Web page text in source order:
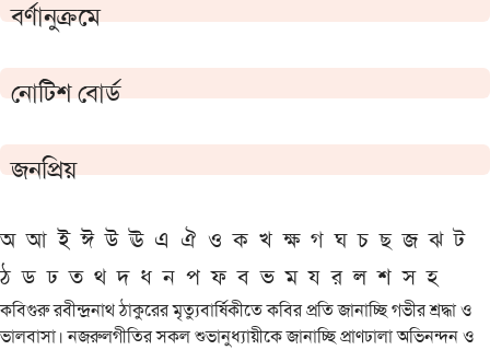
বর্ণানুক্রমে
নোটিশ বোর্ড
জনপ্রিয়
অ আ ই ঈ উ ঊ এ ঐ ও ক খ ক্ষ গ ঘ চ ছ জ ঝ ট
ঠ ড ঢ ত থ দ ধ ন প ফ ব ভ ম য র ল শ স হ
কবিগুরু রবীন্দ্রনাথ ঠাকুরের মৃত্যুবার্ষিকীতে কবির প্রতি জানাচ্ছি গভীর শ্রদ্ধা ও
ভালবাসা। নজরুলগীতির সকল শুভানুধ্যায়ীকে জানাচ্ছি প্রাণঢালা অভিনন্দন ও